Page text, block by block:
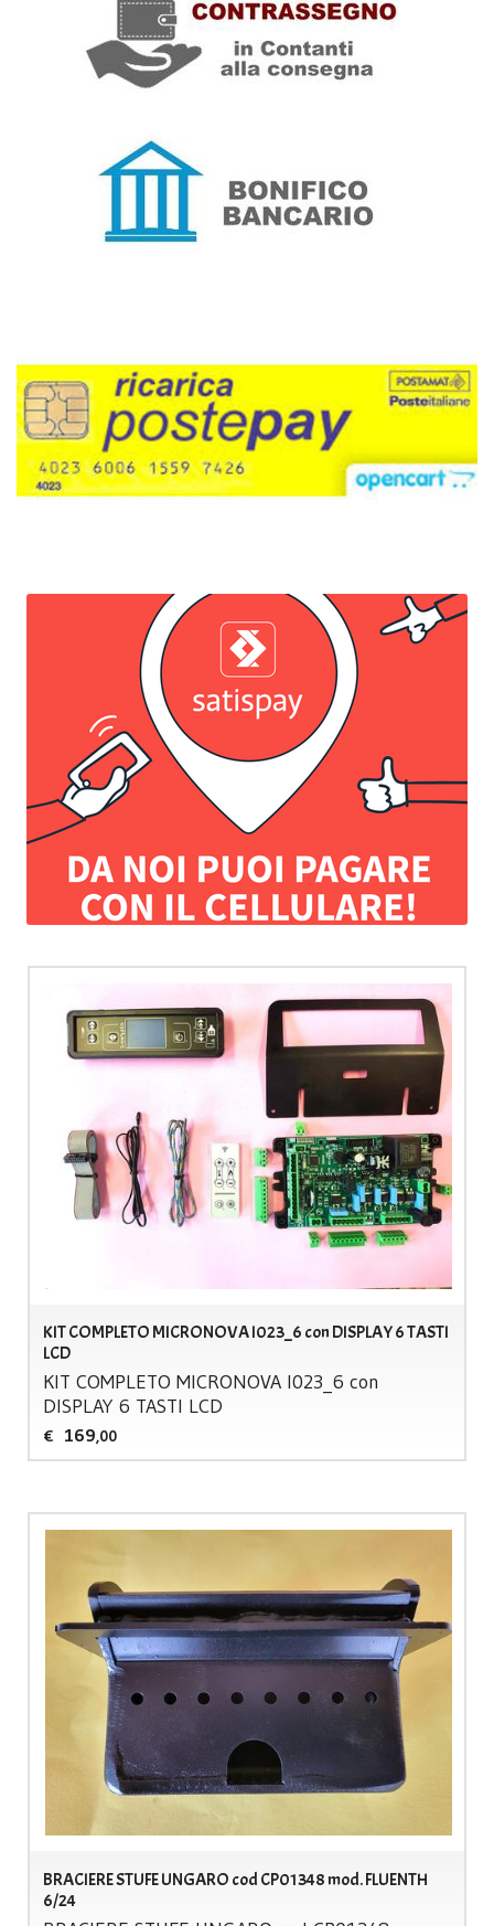
KIT COMPLETO MICRONOVA I023_6 con DISPLAY 6 TASTI
LCD
KIT COMPLETO MICRONOVAI023_6 con
DISPLAY6 TASTI LCD
€ 169,00
BRACIERE STUFE UNGARO cod CP01348 mod. FLUENTH
6/24